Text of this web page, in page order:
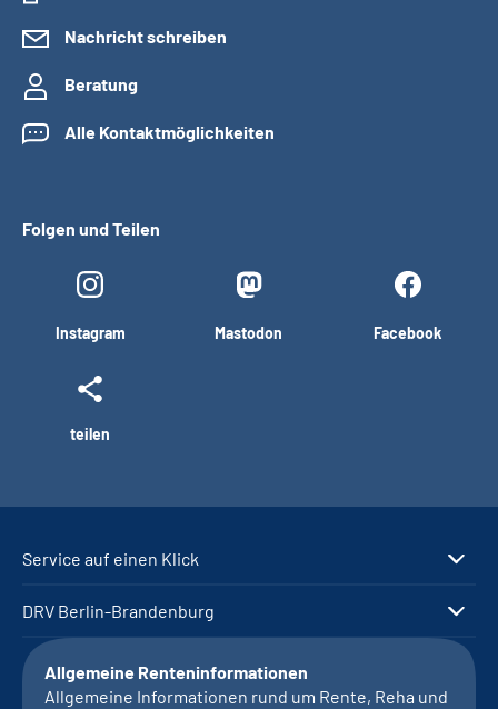
Nachricht schreiben
Beratung
Alle Kontaktmöglichkeiten
Folgen und Teilen
Instagram Mastodon Facebook
teilen
Service auf einen Klick
DRV Berlin-Brandenburg
Allgemeine Renteninformationen
Allgemeine Informationen rund um Rente, Reha und